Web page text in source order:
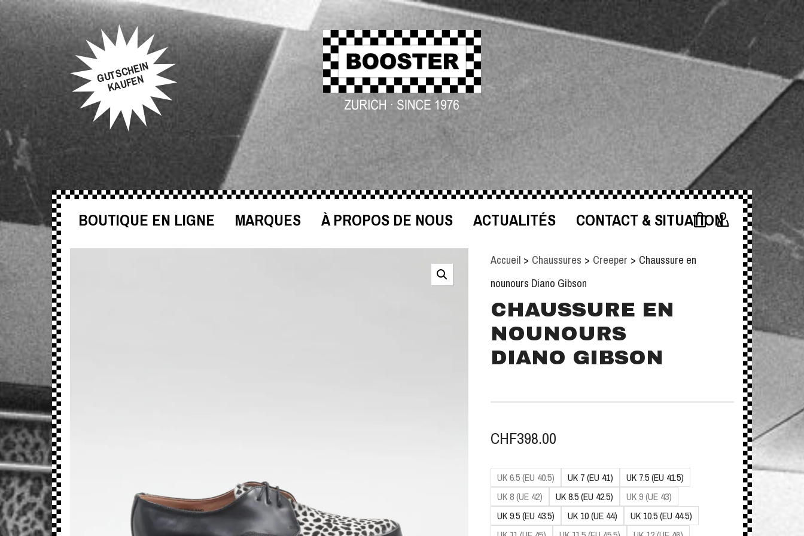
GUTSCHEIN
KAUFEN
BOUTIQUE EN LIGNE MARQUES À PROPOS DE NOUS ACTUALITÉS CONTACT & SITUATION
Accueil > Chaussures > Creeper > Chaussure en
nounours Diano Gibson
CHAUSSURE EN
NOUNOURS
DIANO GIBSON
CHF398.00
UK 6.5 (EU 40.5) UK 7 (EU 41)
UK 7.5 (EU 41.5)
UK 8 (UE 42)
UK 8.5 (EU 42.5)
UK 9 (UE 43)
UK 9.5 (EU 43.5)
UK 10 (UE 44)
UK 10.5 (EU 44.5)